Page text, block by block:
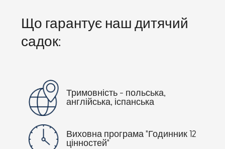
Що гарантує наш дитячий
садок:
Тримовність - польська,
англійська, іспанська
Виховна програма "Годинник 12
цінностей"